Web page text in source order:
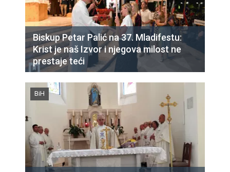
Biskup Petar Palić na 37. Mladifestu:
Krist je naš Izvor i njegova milost ne
prestaje teći
BiH